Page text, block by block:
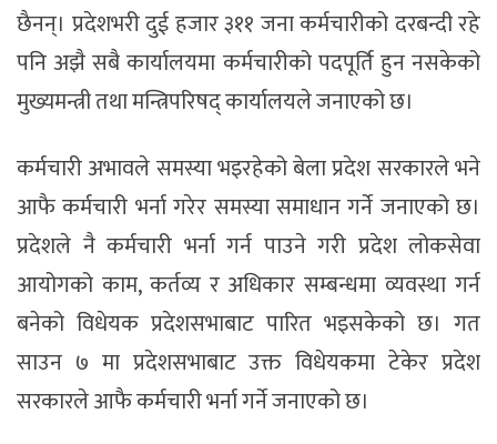
छैनन्। प्रदेशभरी दुई हजार ३११ जना कर्मचारीको दरबन्दी रहे
पनि अझै सबै कार्यालयमा कर्मचारीको पदपूर्ति हुन नसकेको
मुख्यमन्त्री तथा मन्त्रिपरिषद् कार्यालयले जनाएको छ।
कर्मचारी अभावले समस्या भइरहेको बेला प्रदेश सरकारले भने
आफै कर्मचारी भर्ना गरेर समस्या समाधान गर्ने जनाएको छ।
प्रदेशले नै कर्मचारी भर्ना गर्न पाउने गरी प्रदेश लोकसेवा
आयोगको काम, कर्तव्य र अधिकार सम्बन्धमा व्यवस्था गर्न
बनेको विधेयक प्रदेशसभाबाट पारित भइसकेको छ। गत
साउन ७ मा प्रदेशसभाबाट उक्त विधेयकमा टेकेर प्रदेश
सरकारले आफै कर्मचारी भर्ना गर्ने जनाएको छ।